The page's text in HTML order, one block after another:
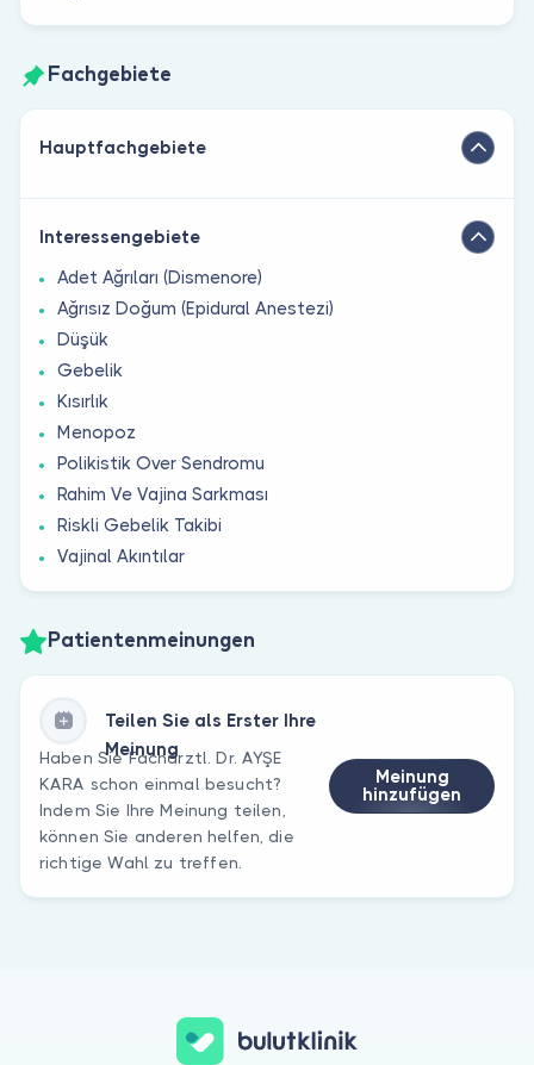
Fachgebiete
Hauptfachgebiete
Interessengebiete
Adet Ağrıları (Dismenore)
Ağrısız Doğum (Epidural Anestezi)
Düşük
Gebelik
Kısırlık
Menopoz
Polikistik Over Sendromu
Rahim Ve Vajina Sarkması
Riskli Gebelik Takibi
Vajinal Akıntılar
Patientenmeinungen
Teilen Sie als Erster Ihre
Meinung
Haben Sie Fachärztl. Dr. AYŞE
KARA schon einmal besucht?
Indem Sie Ihre Meinung teilen,
können Sie anderen helfen, die
richtige Wahl zu treffen.
Meinung
hinzufügen